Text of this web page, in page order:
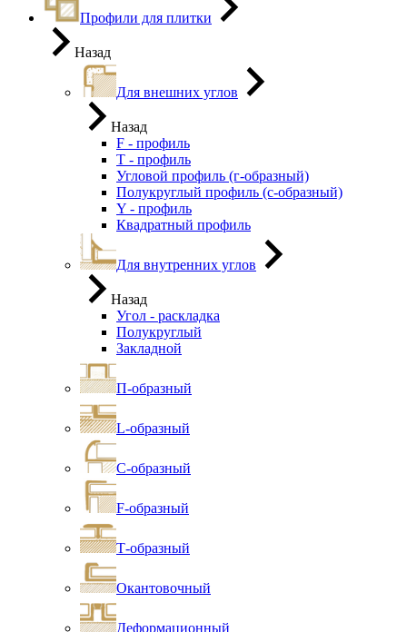
Профили для плитки
Назад
Для внешних углов
Назад
F - профиль
Т - профиль
Угловой профиль (г-образный)
Полукруглый профиль (с-образный)
Y - профиль
Квадратный профиль
Для внутренних углов
Назад
Угол - раскладка
Полукруглый
Закладной
П-образный
L-образный
С-образный
F-образный
Т-образный
Окантовочный
Деформационный